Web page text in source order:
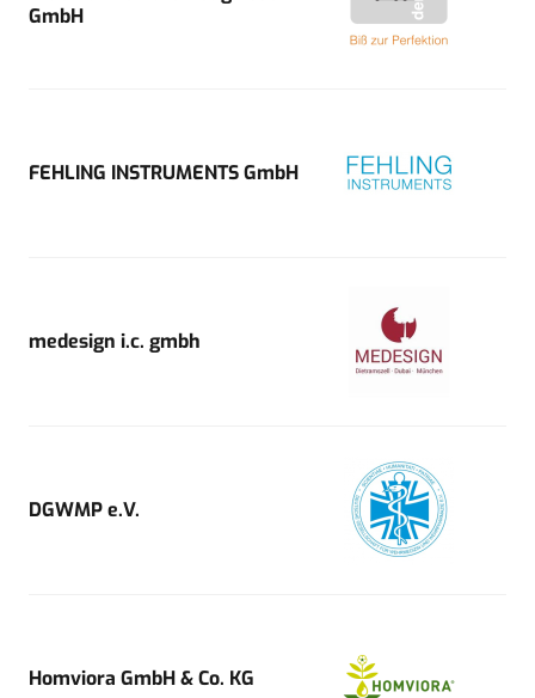
GmbH
FEHLING INSTRUMENTS GmbH
medesign i.c. gmbh
DGWMP e.V.
Homviora GmbH & Co. KG